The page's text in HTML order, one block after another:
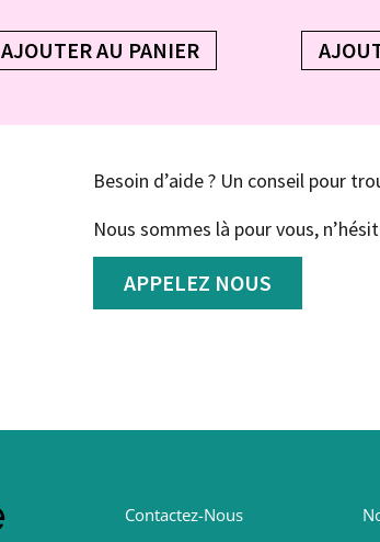
AJOUTER AU PANIER
Besoin d’aide ? Un conseil pour
Nous sommes là pour vous,
APPELEZ NOUS
Contactez-Nous